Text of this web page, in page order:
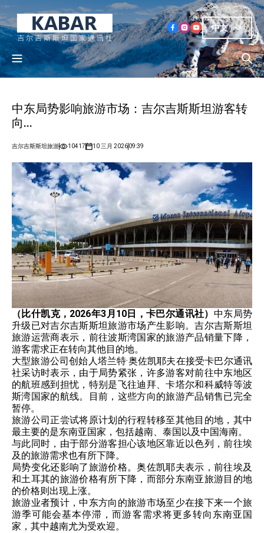
中文
中东局势影响旅游市场：吉尔吉斯斯坦游客转
向...
吉尔吉斯斯坦旅游 10417 10 三月 202609:39
（比什凯克，2026年3月10日，卡巴尔通讯社） 中东局势
升级已对吉尔吉斯斯坦旅游市场产生影响。吉尔吉斯斯坦
旅游运营商表示，前往波斯湾国家的旅游产品销量下降，
游客需求正在转向其他目的地。
大型旅游公司创始人塔兰特·奥佐凯耶夫在接受卡巴尔通讯
社采访时表示，由于局势紧张，许多游客对前往中东地区
的航班感到担忧，特别是飞往迪拜、卡塔尔和科威特等波
斯湾国家的航线。目前，这些方向的旅游产品销售已完全
暂停。
旅游公司正尝试将原计划的行程转移至其他目的地，其中
最主要的是东南亚国家，包括越南、泰国以及中国海南。
与此同时，由于部分游客担心该地区靠近以色列，前往埃
及的旅游需求也有所下降。
局势变化还影响了旅游价格。奥佐凯耶夫表示，前往埃及
和土耳其的旅游价格有所下降，而部分东南亚旅游目的地
的价格则出现上涨。
旅游业者预计，中东方向的旅游市场至少在接下来一个旅
游季可能会基本停滞，而游客需求将更多转向东南亚国
家，其中越南尤为受欢迎。